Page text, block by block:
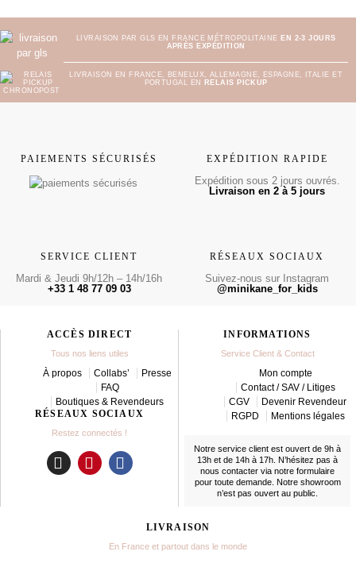
LIVRAISON PAR GLS EN FRANCE MÉTROPOLITAINE EN 2-3 JOURS
APRÈS EXPÉDITION
LIVRAISON EN FRANCE, BENELUX, ALLEMAGNE, ESPAGNE, ITALIE ET
PORTUGAL EN
RELAIS PICKUP
PAIEMENTS SÉCURISÉS EXPÉDITION RAPIDE
Expédition sous 2 jours ouvrés.
Livraison en 2 à 5 jours
SERVICE CLIENT
Mardi & Jeudi 9h/12h – 14h/16h
+33 1 48 77 09 03
RÉSEAUX SOCIAUX
Suivez-nous sur Instagram
@minikane_for_kids
ACCÈS DIRECT
Tous nos liens utiles
À propos Collabs’
Presse
FAQ
Boutiques & Revendeurs
RÉSEAUX SOCIAUX
Restez connectés !
I
P
F
b
o
INFORMATIONS
Service Client & Contact
Mon compte
Contact / SAV / Litiges
CGV
Devenir Revendeur
RGPD
Mentions légales
Notre service client est ouvert de 9h à
13h et de 14h à 17h. N’hésitez pas à
nous contacter via notre formulaire
pour toute demande. Notre showroom
n’est pas ouvert au public.
LIVRAISON
En France et partout dans le monde